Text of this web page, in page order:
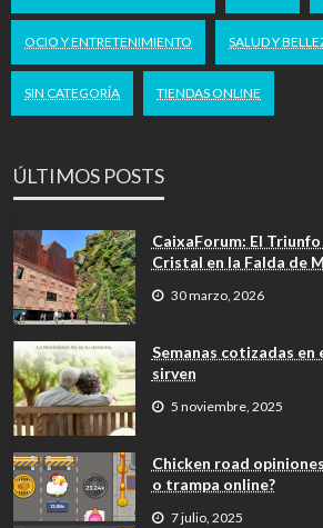
OCIO Y ENTRETENIMIENTO SALUD Y
SIN CATEGORÍA TIENDAS ONLINE
ÚLTIMOS POSTS
CaixaForum: El
Cristal en la Falda de
30 marzo, 2026
Semanas cotizadas en
sirven
5 noviembre, 2025
Chicken road
o trampa online?
7 julio, 2025